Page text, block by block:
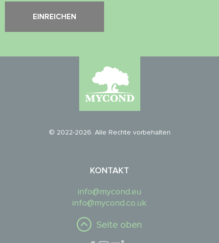
© 2022-2026. Alle Rechte vorbehalten
KONTAKT
info@mycond.eu
info@mycond.co.uk
Seite oben